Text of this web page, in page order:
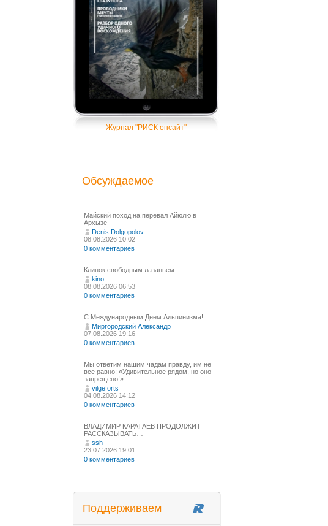
Журнал "РИСК онсайт"
Обсуждаемое
Майский поход на перевал Айюлю в
Архызе
Denis.Dolgopolov
08.08.2026 10:02
0 комментариев
Клинок свободным лазаньем
kino
08.08.2026 06:53
0 комментариев
С Международным Днем Альпинизма!⁠
Миргородский Александр
07.08.2026 19:16
0 комментариев
Мы ответим нашим чадам правду, им не
все равно: «Удивительное рядом, но оно
запрещено!»
vilgeforts
04.08.2026 14:12
0 комментариев
ВЛАДИМИР КАРАТАЕВ ПРОДОЛЖИТ
РАССКАЗЫВАТЬ…
ssh
23.07.2026 19:01
0 комментариев
Поддерживаем